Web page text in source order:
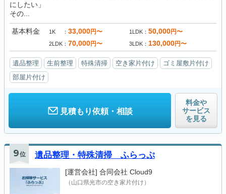
にしたい」
その...
基本料金 1K 33,000円〜 1LDK 50,000円〜
2LDK 70,000円〜 3LDK 130,000円〜
遺品整理 生前整理 特殊清掃 空き家片付け
ゴミ屋敷片付け
部屋片付け
見積もり依頼・相談
料金や
サービス
を見る
9位 遺品整理・特殊清掃 ふらっぷ
[運営会社] 合同会社 Cloud9
（山口県光市の空き家片付け）